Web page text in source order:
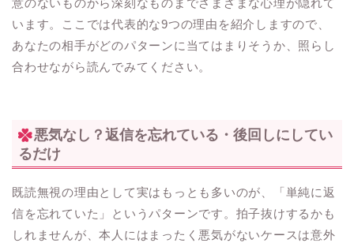
います。ここでは代表的な9つの理由を紹介しますので、
あなたの相手がどのパターンに当てはまりそうか、照らし
合わせながら読んでみてください。
悪気なし？返信を忘れている・後回しにしてい
るだけ
既読無視の理由として実はもっとも多いのが、「単純に返
信を忘れていた」というパターンです。拍子抜けするかも
しれませんが、本人にはまったく悪気がないケースは意外